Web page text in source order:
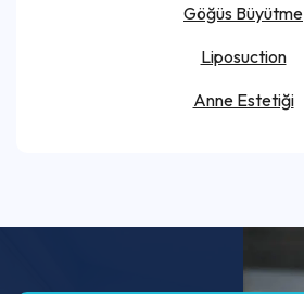
Göğüs Büyütme
Liposuction
Anne Estetiği